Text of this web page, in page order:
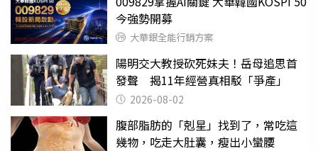
今強勢開募
大華銀全能行銷方案
陽明交大教授砍死妹夫！岳母追思首
發聲 揭11年經營真相駁「爭產」
2026-08-02
腹部脂肪的「剋星」找到了，常吃這
幾物，吃走大肚囊，瘦出小蠻腰